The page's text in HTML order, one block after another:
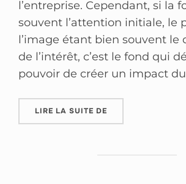
l’entreprise. Cependant, si la
souvent l’attention initiale, le
l’image étant bien souvent le
de l’intérêt, c’est le fond qui
pouvoir de créer un impact
LIRE LA SUITE DE